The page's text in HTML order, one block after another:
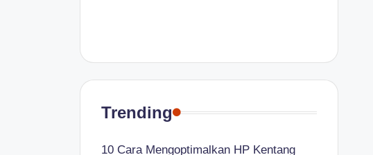
Trending
10 Cara Mengoptimalkan HP Kentang